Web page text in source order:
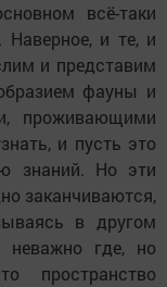
всё-таки
и те, и
и представим
фауны и
проживающими
и пусть это
знаний. Но эти
заканчиваются,
в другом
неважно где, но
пространство